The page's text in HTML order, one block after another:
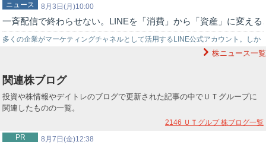
た。7月に取得した普通株式は959,300株で、取得額の総額…
8月3日(月)10:00
ニュース
一斉配信で終わらせない。LINEを「消費」から「資産」に変え
多くの企業がマーケティングチャネルとして活用するLINE公式アカウント。しか
し、「一斉配信」を重ねるほど友だちにブロックされ、リストの価値が目減り
株ニュース一覧
関連株ブログ
投資や株情報やデイトレのブログで更新された記事の中でＵＴグループに
関連したものの一覧。
2146 ＵＴグルプ株ブログ一覧
8月7日(金)12:38
PR